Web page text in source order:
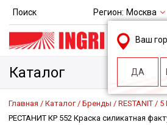
Поиск Регион: Москва
Ваш
ДА
msk@ingri.ru
пн. – пт.:
Каталог
Главная Каталог Бренды RESTANIT
5
РЕСТАНИТ КР 552 Краска силикатная